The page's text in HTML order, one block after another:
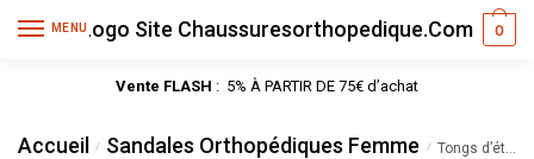
MENU 0
Vente FLASH : 5% À PARTIR DE 75€ d’achat
Accueil / Sandales Orthopédiques Femme / Tongs d’été décontractées orthopédique